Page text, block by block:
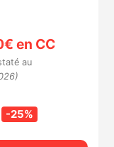
en CC
au
-25%